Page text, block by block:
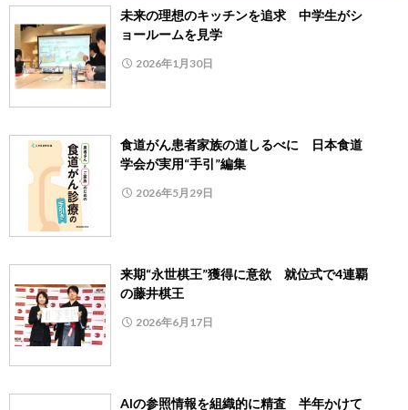
未来の理想のキッチンを追求 中学生がシ
ョールームを見学
2026年1月30日
食道がん患者家族の道しるべに 日本食道
学会が実用“手引”編集
2026年5月29日
来期“永世棋王”獲得に意欲 就位式で4連覇
の藤井棋王
2026年6月17日
AIの参照情報を組織的に精査 半年かけて